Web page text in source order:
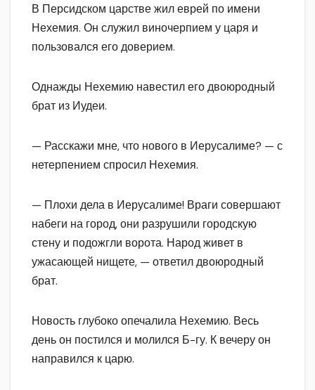
В Персидском царстве жил еврей по имени
Нехемия. Он служил виночерпием у царя и
пользовался его доверием.
Однажды Нехемию навестил его двоюродный
брат из Иудеи.
— Расскажи мне, что нового в Иерусалиме? — с
нетерпением спросил Нехемия.
— Плохи дела в Иерусалиме! Враги совершают
набеги на город, они разрушили городскую
стену и подожгли ворота. Народ живет в
ужасающей нищете, — ответил двоюродный
брат.
Новость глубоко опечалила Нехемию. Весь
день он постился и молился Б-гу. К вечеру он
направился к царю.